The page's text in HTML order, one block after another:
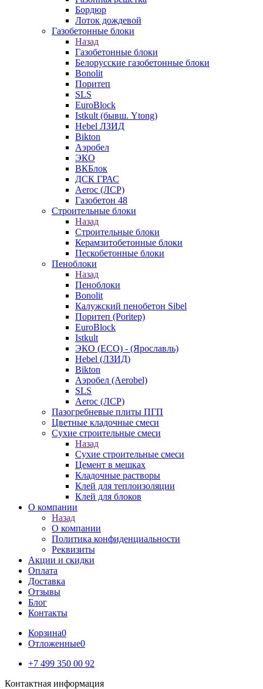
Бордюр
Лоток дождевой
Газобетонные блоки
Назад
Газобетонные блоки
Белорусские газобетонные блоки
Bonolit
Поритеп
SLS
EuroBlock
Istkult (бывш. Ytong)
Hebel ЛЗИД
Bikton
Аэробел
ЭКО
ВКБлок
ДСК ГРАС
Aeroc (ЛСР)
Газобетон 48
Строительные блоки
Назад
Строительные блоки
Керамзитобетонные блоки
Пескобетонные блоки
Пеноблоки
Назад
Пеноблоки
Bonolit
Калужский пенобетон Sibel
Поритеп (Poritep)
EuroBlock
Istkult
ЭКО (ECO) - (Ярославль)
Hebel (ЛЗИД)
Bikton
Аэробел (Aerobel)
SLS
Aeroc (ЛСР)
Пазогребневые плиты ПГП
Цветные кладочные смеси
Сухие строительные смеси
Назад
Сухие строительные смеси
Цемент в мешках
Кладочные растворы
Клей для теплоизоляции
Клей для блоков
О компании
Назад
О компании
Политика конфиденциальности
Реквизиты
Акции и скидки
Оплата
Доставка
Отзывы
Блог
Контакты
Корзина0
Отложенные0
+7 499 350 00 92
Контактная информация